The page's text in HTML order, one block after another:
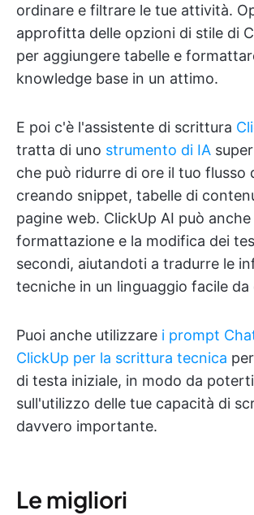
ordinare e filtrare le tue attività.
approfitta delle opzioni di stile di
per aggiungere tabelle e
knowledge base in un attimo.
E poi c'è l'assistente di scrittura
tratta di uno strumento di IA
che può ridurre di ore il tuo flusso
creando snippet, tabelle di
pagine web. ClickUp AI può
formattazione e la modifica dei
secondi, aiutandoti a tradurre le
tecniche in un linguaggio facile da
Puoi anche utilizzare i prompt
ClickUp per la scrittura tecnica
di testa iniziale, in modo da
sull'utilizzo delle tue capacità di
davvero importante.
Le migliori